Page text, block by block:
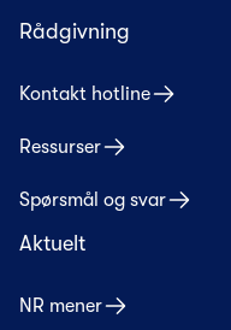
Rådgivning
Kontakt hotline
Ressurser
Spørsmål og svar
Aktuelt
NR mener